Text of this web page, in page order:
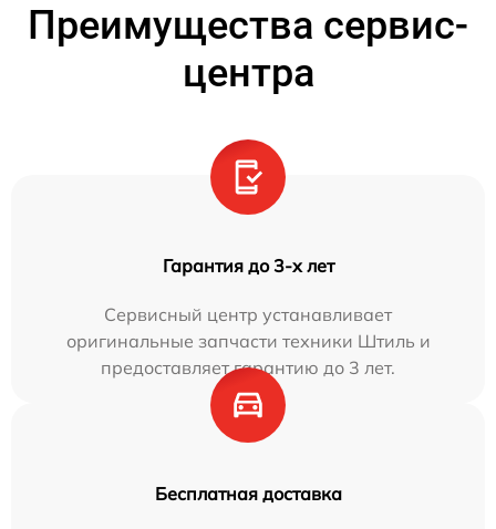
Преимущества сервис-
центра
Гарантия до 3-х лет
Сервисный центр устанавливает
оригинальные запчасти техники Штиль и
предоставляет гарантию до 3 лет.
Бесплатная доставка